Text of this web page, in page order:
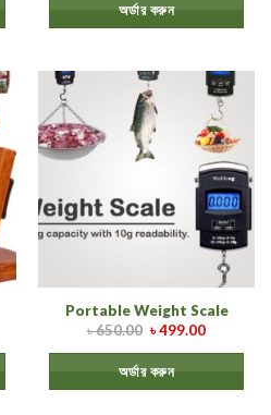
অর্ডার করুন
Portable Weight Scale
৳650.00 ৳499.00
অর্ডার করুন